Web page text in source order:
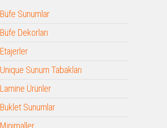
Büfe Sunumlar
Büfe Dekorları
Etajerler
Unique Sunum Tabakları
Lamine Ürünler
Buklet Sunumlar
Minimaller